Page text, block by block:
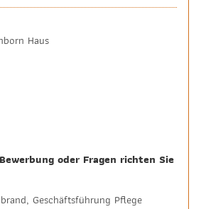
Haus
oder Fragen richten Sie
Geschäftsführung Pflege